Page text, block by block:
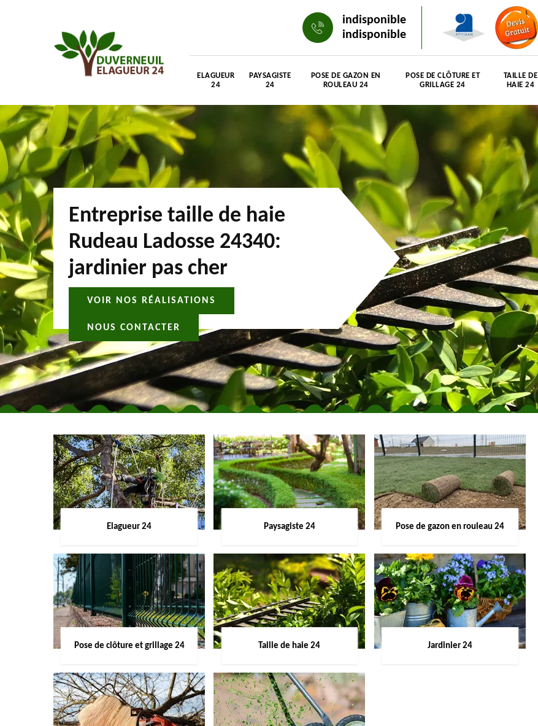
indisponible
indisponible
ELAGUEUR
24
PAYSAGISTE
24
POSE DE GAZON EN
ROULEAU 24
POSE DE CLÔTURE ET
GRILLAGE 24
TAILLE DE
HAIE 24
Entreprise taille de haie
Rudeau Ladosse 24340:
jardinier pas cher
VOIR NOS RÉALISATIONS
NOUS CONTACTER
Elagueur 24 Paysagiste 24 Pose de gazon en rouleau 24
Pose de clôture et grillage 24 Taille de haie 24 Jardinier 24